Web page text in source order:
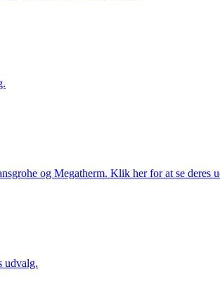
og Megatherm. Klik her for at se deres
udvalg.